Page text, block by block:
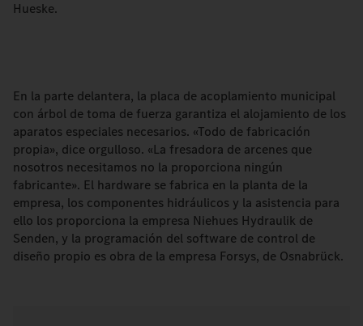
Hueske.
En la parte delantera, la placa de acoplamiento municipal
con árbol de toma de fuerza garantiza el alojamiento de los
aparatos especiales necesarios. «Todo de fabricación
propia», dice orgulloso. «La fresadora de arcenes que
nosotros necesitamos no la proporciona ningún
fabricante». El hardware se fabrica en la planta de la
empresa, los componentes hidráulicos y la asistencia para
ello los proporciona la empresa Niehues Hydraulik de
Senden, y la programación del software de control de
diseño propio es obra de la empresa Forsys, de Osnabrück.